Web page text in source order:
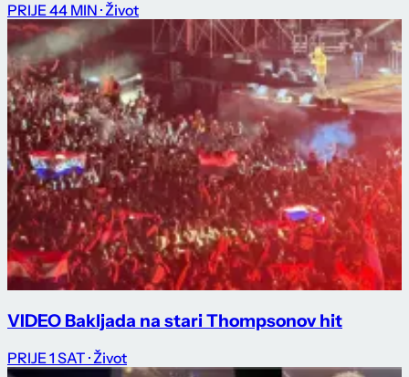
PRIJE 44 MIN · Život
VIDEO Bakljada na stari Thompsonov hit
PRIJE 1 SAT · Život